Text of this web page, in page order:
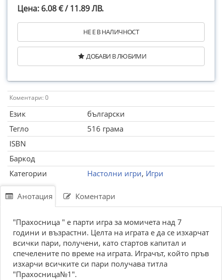
Цена: 6.08 € / 11.89 ЛВ.
НЕ Е В НАЛИЧНОСТ
ДОБАВИ В ЛЮБИМИ
Коментари: 0
Език
български
Тегло
516 грама
ISBN
Баркод
Категории
Настолни игри, Игри
Анотация Коментари
"Прахосница " е парти игра за момичета над 7
години и възрастни. Целта на играта е да се изхарчат
всички пари, получени, като стартов капитал и
спечелените по време на играта. Играчът, който пръв
изхарчи всичките си пари получава титла
"Прахосница№1".